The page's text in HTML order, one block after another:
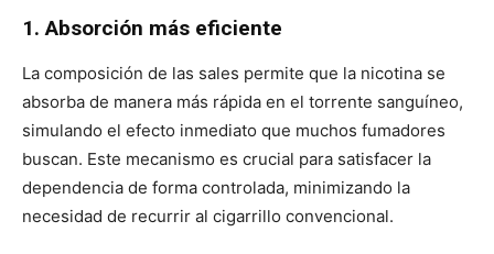
1. Absorción más eficiente
La composición de las sales permite que la nicotina se
absorba de manera más rápida en el torrente sanguíneo,
simulando el efecto inmediato que muchos fumadores
buscan. Este mecanismo es crucial para satisfacer la
dependencia de forma controlada, minimizando la
necesidad de recurrir al cigarrillo convencional.